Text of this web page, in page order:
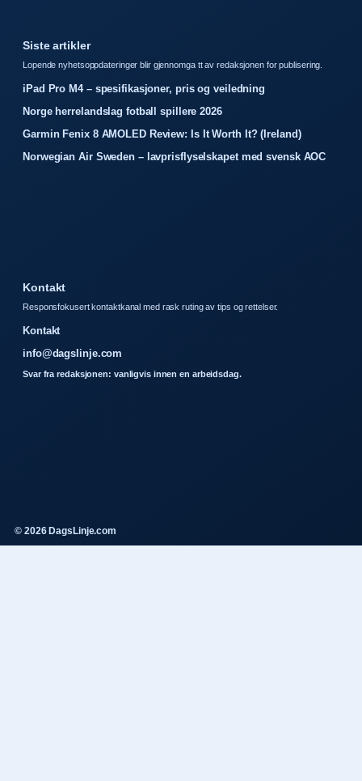
Siste artikler
Lopende nyhetsoppdateringer blir gjennomga tt av redaksjonen for publisering.
iPad Pro M4 – spesifikasjoner, pris og veiledning
Norge herrelandslag fotball spillere 2026
Garmin Fenix 8 AMOLED Review: Is It Worth It? (Ireland)
Norwegian Air Sweden – lavprisflyselskapet med svensk AOC
Kontakt
Responsfokusert kontaktkanal med rask ruting av tips og rettelser.
Kontakt
info@dagslinje.com
Svar fra redaksjonen: vanligvis innen en arbeidsdag.
© 2026 DagsLinje.com